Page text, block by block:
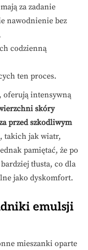
za zadanie
nawodnienie bez
codzienną
ten proces.
oferują intensywną
skóry
przed szkodliwym
, takich jak wiatr,
pamiętać, że po
tłusta, co dla
jako dyskomfort.
emulsji
mieszanki oparte